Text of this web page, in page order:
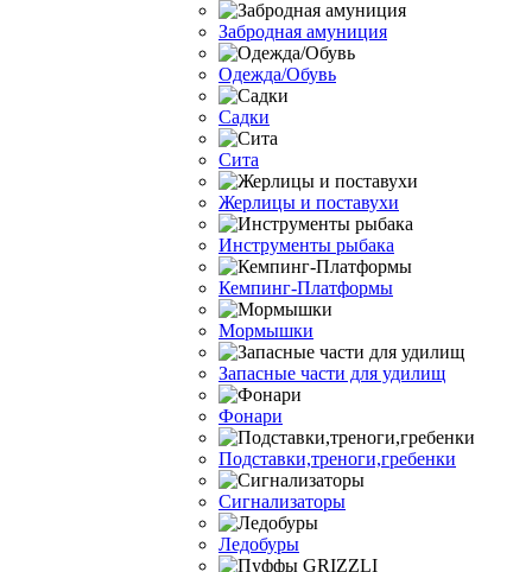
Забродная амуниция
Одежда/Обувь
Садки
Сита
Жерлицы и поставухи
Инструменты рыбака
Кемпинг-Платформы
Мормышки
Запасные части для удилищ
Фонари
Подставки,треноги,гребенки
Сигнализаторы
Ледобуры